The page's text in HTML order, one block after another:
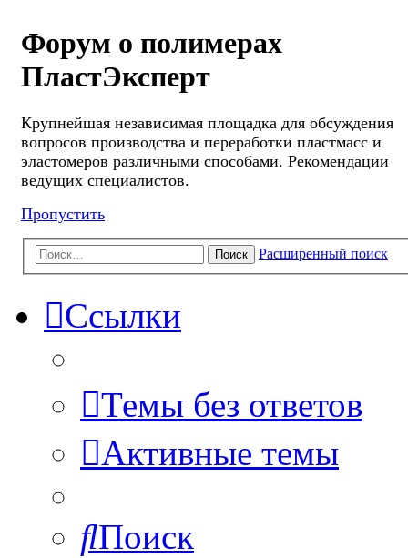
Форум о полимерах
ПластЭксперт
Крупнейшая независимая площадка для обсуждения
вопросов производства и переработки пластмасс и
эластомеров различными способами. Рекомендации
ведущих специалистов.
Пропустить
Поиск Расширенный поиск
Ссылки
Темы без ответов
Активные темы
Поиск